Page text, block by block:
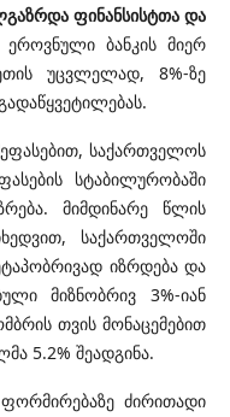
ფინანსისტთა და
ეროვნული ბანკის მიერ
უცვლელად, 8%-ზე
საქართველოს
სტაბილურობაში
მიმდინარე წლის
საქართველოში
იზრდება და
მიზნობრივ 3%-იან
თვის მონაცემებით
5.2% შეადგინა.
ძირითადი